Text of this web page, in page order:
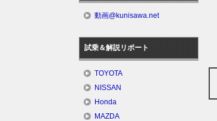
動画@kunisawa.net
試乗＆解説リポート
TOYOTA
NISSAN
Honda
MAZDA